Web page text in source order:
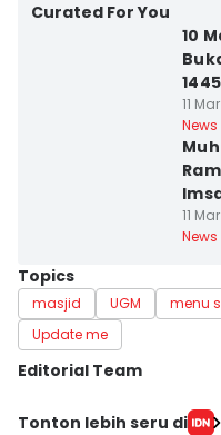
Curated For You
10
11
News
11
News
Topics
masjid UGM menu
Update me
Editorial Team
Editor
Tonton lebih seru di